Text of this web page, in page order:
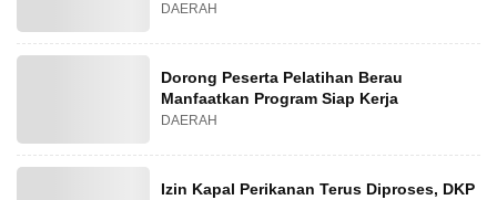
DAERAH
Dorong Peserta Pelatihan Berau
Manfaatkan Program Siap Kerja
DAERAH
Izin Kapal Perikanan Terus Diproses, DKP